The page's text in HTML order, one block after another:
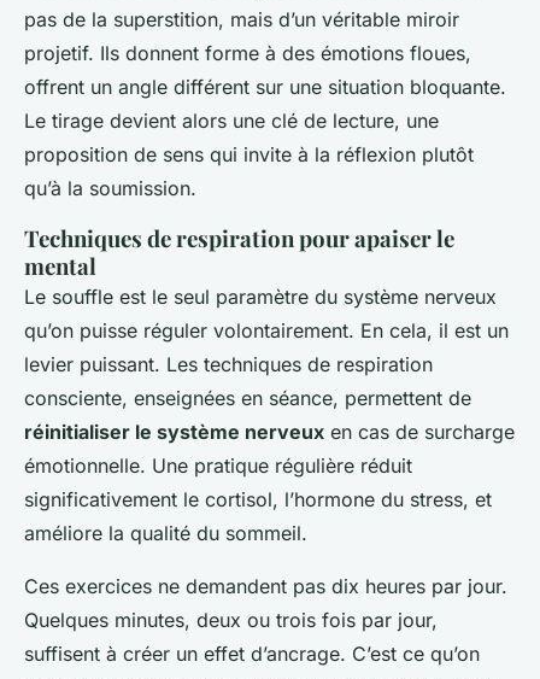
pas de la superstition, mais d’un véritable miroir
projetif. Ils donnent forme à des émotions floues,
offrent un angle différent sur une situation bloquante.
Le tirage devient alors une clé de lecture, une
proposition de sens qui invite à la réflexion plutôt
qu’à la soumission.
Techniques de respiration pour apaiser le
mental
Le souffle est le seul paramètre du système nerveux
qu’on puisse réguler volontairement. En cela, il est un
levier puissant. Les techniques de respiration
consciente, enseignées en séance, permettent de
réinitialiser le système nerveux en cas de surcharge
émotionnelle. Une pratique régulière réduit
significativement le cortisol, l’hormone du stress, et
améliore la qualité du sommeil.
Ces exercices ne demandent pas dix heures par jour.
Quelques minutes, deux ou trois fois par jour,
suffisent à créer un effet d’ancrage. C’est ce qu’on